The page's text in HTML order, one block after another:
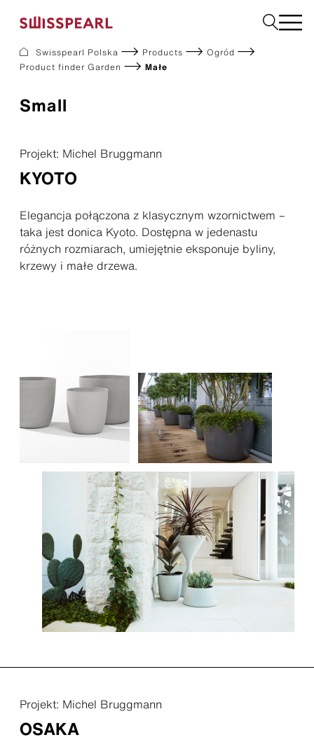
O nas
Usługi
Inspiracje
Do pobrania
Zrównoważony rozwój
Elewacje
Płyty użytkowe
Zamów próbkę
Swisspearl Polska Products
Ogród
Product finder Garden
Małe
Small
Projekt: Michel Bruggmann
KYOTO
Elegancja połączona z klasycznym wzornictwem –
taka jest donica Kyoto. Dostępna w jedenastu
różnych rozmiarach, umiejętnie eksponuje byliny,
krzewy i małe drzewa.
Projekt: Michel Bruggmann
OSAKA